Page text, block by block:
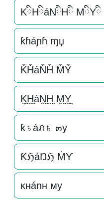
KིHིáNིHི MིYི
ƙɦáɲɦ ɱџ
K͒H͒áN͒H͒ M͒Y͒
K̬̤̯H̬̤̯áN̬̤̯H̬̤̯ M̬̤̯Y̬̤̯
ƙ♄áภ♄ ๓y
ƘℌáŊℌ ṀƳ
ĸнánн мy